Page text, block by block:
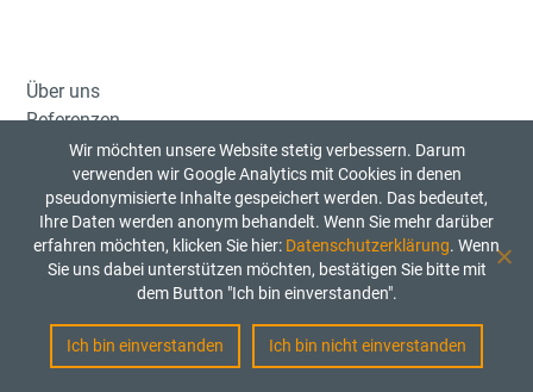
Wir möchten unsere Website stetig verbessern. Darum
verwenden wir Google Analytics mit Cookies in denen
pseudonymisierte Inhalte gespeichert werden. Das bedeutet,
Ihre Daten werden anonym behandelt. Wenn Sie mehr darüber
erfahren möchten, klicken Sie hier: Datenschutzerklärung. Wenn
Sie uns dabei unterstützen möchten, bestätigen Sie bitte mit
dem Button "Ich bin einverstanden".
Ich bin einverstanden Ich bin nicht einverstanden
Über uns
Referenzen
Pressestimmen
Kontakt
Datenschutzerklärung
Impressum
Kinderschutzkonzept